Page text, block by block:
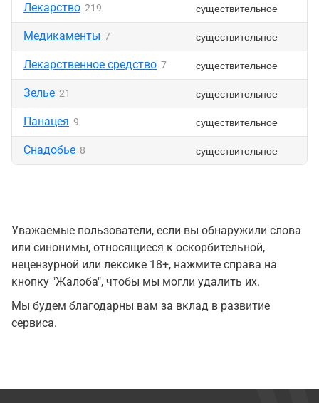
Лекарство 219 существительное
Медикаменты 7 существительное
Лекарственное средство 7 существительное
Зелье 21 существительное
Панацея 9 существительное
Снадобье 8 существительное
Уважаемые пользователи, если вы обнаружили слова
или синонимы, относящиеся к оскорбительной,
нецензурной или лексике 18+, нажмите справа на
кнопку "Жалоба", чтобы мы могли удалить их.
Мы будем благодарны вам за вклад в развитие
сервиса.